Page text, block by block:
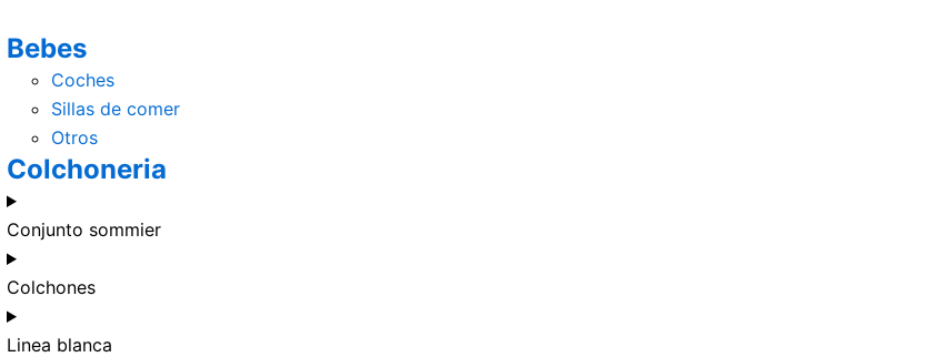
Bebes
Coches
Sillas de comer
Otros
Colchoneria
Conjunto sommier
Colchones
Linea blanca